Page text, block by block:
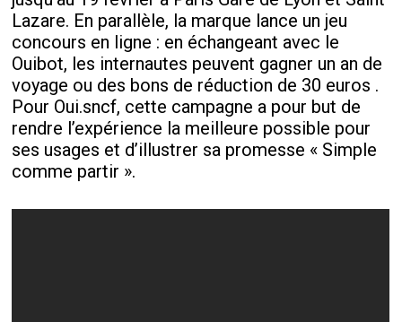
Lazare. En parallèle, la marque lance un jeu
concours en ligne : en échangeant avec le
Ouibot, les internautes peuvent gagner un an de
voyage ou des bons de réduction de 30 euros .
Pour Oui.sncf, cette campagne a pour but de
rendre l’expérience la meilleure possible pour
ses usages et d’illustrer sa promesse « Simple
comme partir ».